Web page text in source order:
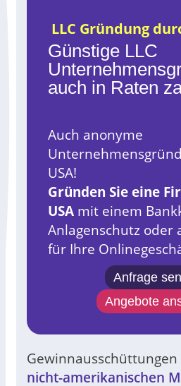
LLC Gründung
Günstige LLC
auch in Raten
Auch anonyme
USA!
Gründen Sie eine
USA mit einem
Anlagenschutz oder
für Ihre
Anfrage
Angebote
nicht-amerikanischen